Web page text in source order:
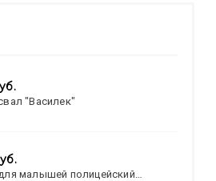
"Василек"
малышей полицейский